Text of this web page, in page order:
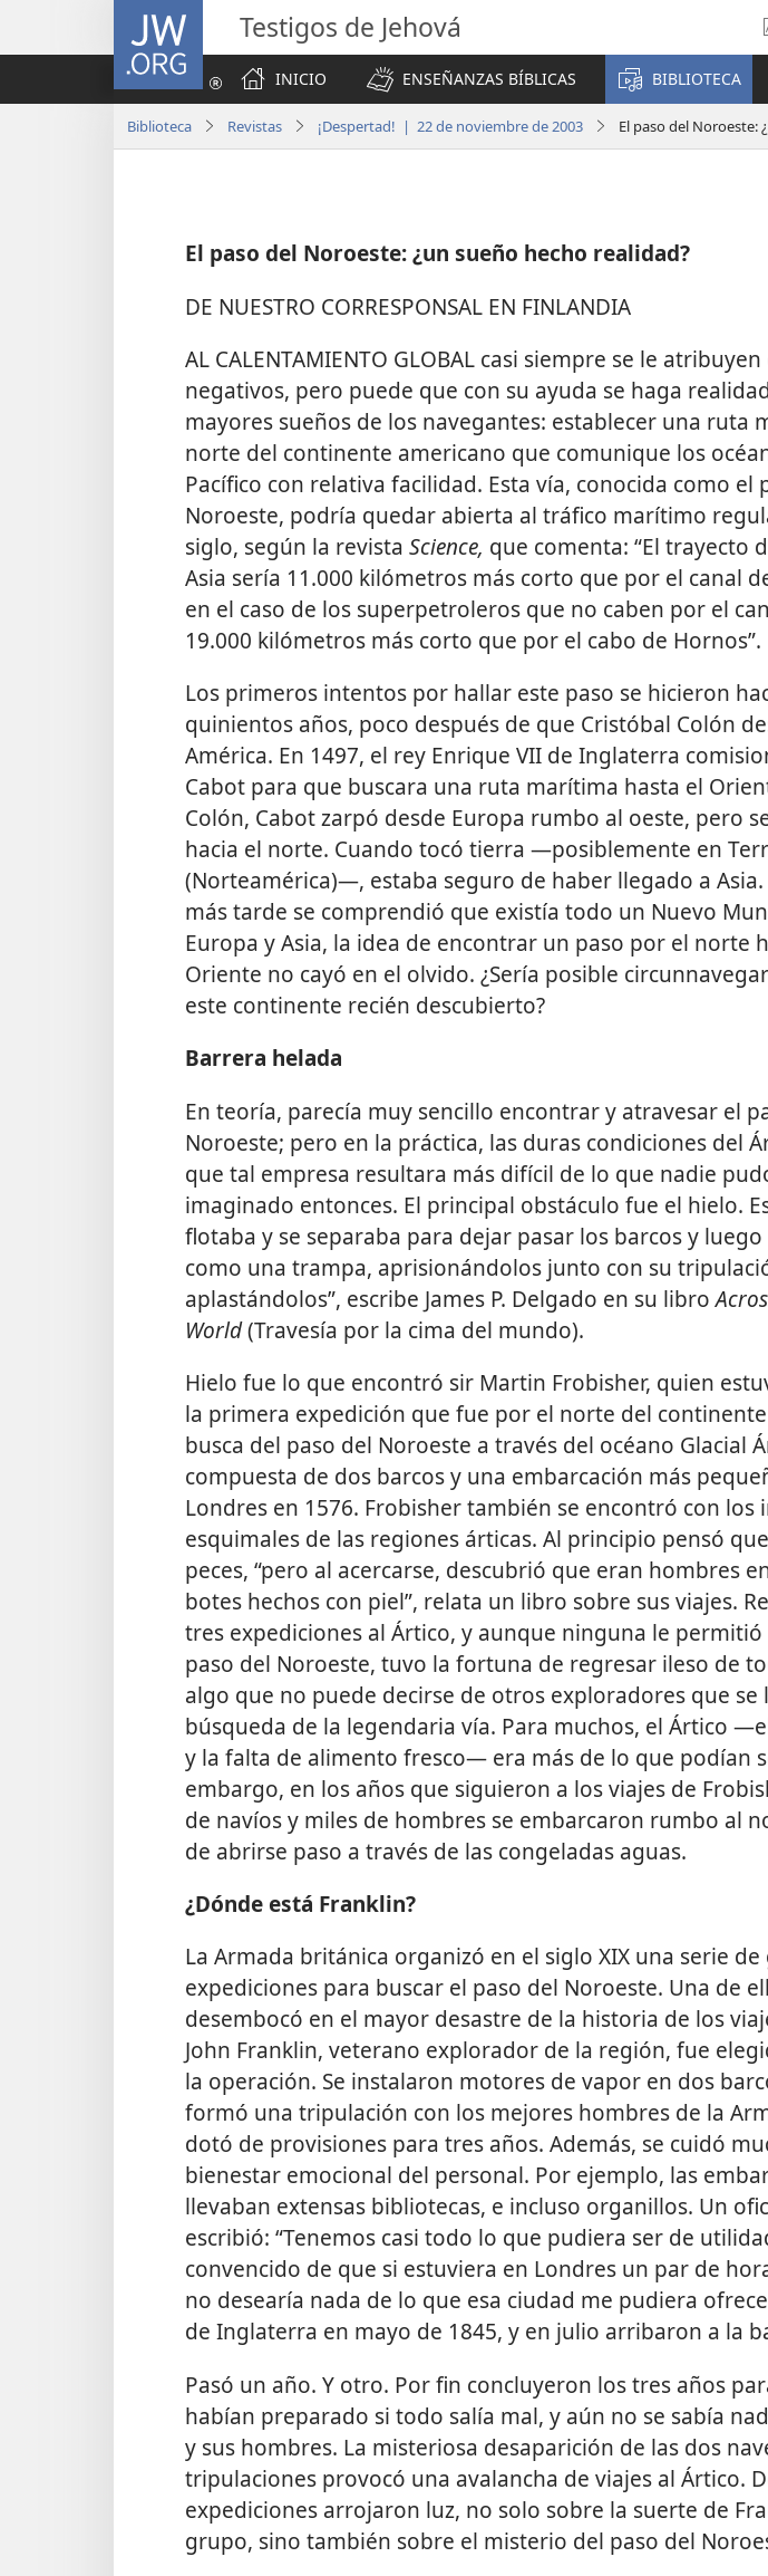
JW.ORG Testigos de Jehová
INICIO
ENSEÑANZAS BÍBLICAS BIBLIOTECA
Biblioteca Revistas ¡Despertad! | 22 de noviembre de 2003 El paso del Noroeste:
El paso del Noroeste: ¿un sueño hecho realidad?
DE NUESTRO CORRESPONSAL EN FINLANDIA
AL CALENTAMIENTO GLOBAL casi siempre se le
negativos, pero puede que con su ayuda se haga
mayores sueños de los navegantes: establecer una ruta
norte del continente americano que comunique los
Pacífico con relativa facilidad. Esta vía, conocida como el
Noroeste, podría quedar abierta al tráfico marítimo
siglo, según la revista Science, que comenta: “El trayecto
Asia sería 11.000 kilómetros más corto que por el canal
en el caso de los superpetroleros que no caben por el
19.000 kilómetros más corto que por el cabo de Hornos”.
Los primeros intentos por hallar este paso se hicieron
quinientos años, poco después de que Cristóbal Colón
América. En 1497, el rey Enrique VII de Inglaterra
Cabot para que buscara una ruta marítima hasta el
Colón, Cabot zarpó desde Europa rumbo al oeste, pero
hacia el norte. Cuando tocó tierra —posiblemente en
(Norteamérica)—, estaba seguro de haber llegado a Asia.
más tarde se comprendió que existía todo un Nuevo
Europa y Asia, la idea de encontrar un paso por el norte
Oriente no cayó en el olvido. ¿Sería posible
este continente recién descubierto?
Barrera helada
En teoría, parecía muy sencillo encontrar y atravesar el
Noroeste; pero en la práctica, las duras condiciones del
que tal empresa resultara más difícil de lo que nadie
imaginado entonces. El principal obstáculo fue el hielo.
flotaba y se separaba para dejar pasar los barcos y luego
como una trampa, aprisionándolos junto con su
aplastándolos”, escribe James P. Delgado en su libro
World(Travesía por la cima del mundo).
Hielo fue lo que encontró sir Martin Frobisher, quien
la primera expedición que fue por el norte del
busca del paso del Noroeste a través del océano Glacial
compuesta de dos barcos y una embarcación más
Londres en 1576. Frobisher también se encontró con los
esquimales de las regiones árticas. Al principio pensó
peces, “pero al acercarse, descubrió que eran hombres
botes hechos con piel”, relata un libro sobre sus viajes.
tres expediciones al Ártico, y aunque ninguna le permitió
paso del Noroeste, tuvo la fortuna de regresar ileso de
algo que no puede decirse de otros exploradores que se
búsqueda de la legendaria vía. Para muchos, el Ártico
y la falta de alimento fresco— era más de lo que podían
embargo, en los años que siguieron a los viajes de
de navíos y miles de hombres se embarcaron rumbo al
de abrirse paso a través de las congeladas aguas.
¿Dónde está Franklin?
La Armada británica organizó en el siglo XIX una serie
expediciones para buscar el paso del Noroeste. Una de
desembocó en el mayor desastre de la historia de los
John Franklin, veterano explorador de la región, fue
la operación. Se instalaron motores de vapor en dos
formó una tripulación con los mejores hombres de la
dotó de provisiones para tres años. Además, se cuidó
bienestar emocional del personal. Por ejemplo, las
llevaban extensas bibliotecas, e incluso organillos. Un
escribió: “Tenemos casi todo lo que pudiera ser de
convencido de que si estuviera en Londres un par de
no desearía nada de lo que esa ciudad me pudiera
de Inglaterra en mayo de 1845, y en julio arribaron a la
Pasó un año. Y otro. Por fin concluyeron los tres años
habían preparado si todo salía mal, y aún no se sabía
y sus hombres. La misteriosa desaparición de las dos
tripulaciones provocó una avalancha de viajes al Ártico.
expediciones arrojaron luz, no solo sobre la suerte de
grupo, sino también sobre el misterio del paso del